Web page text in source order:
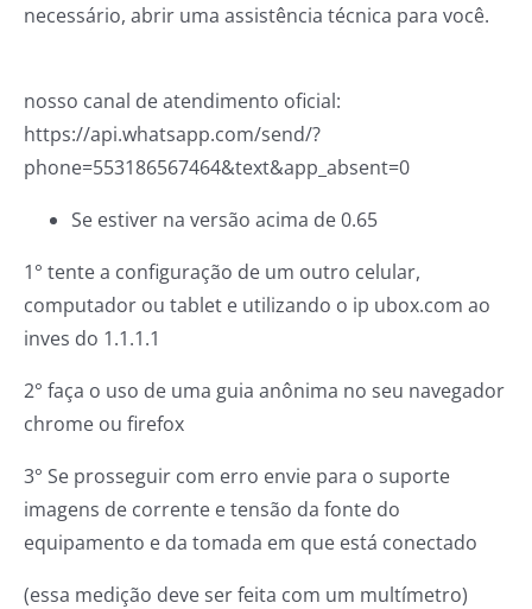
necessário, abrir uma assistência técnica para você.
nosso canal de atendimento oficial:
https://api.whatsapp.com/send/?
phone=553186567464&text&app_absent=0
Se estiver na versão acima de 0.65
1° tente a configuração de um outro celular,
computador ou tablet e utilizando o ip ubox.com ao
inves do 1.1.1.1
2° faça o uso de uma guia anônima no seu navegador
chrome ou firefox
3° Se prosseguir com erro envie para o suporte
imagens de corrente e tensão da fonte do
equipamento e da tomada em que está conectado
(essa medição deve ser feita com um multímetro)